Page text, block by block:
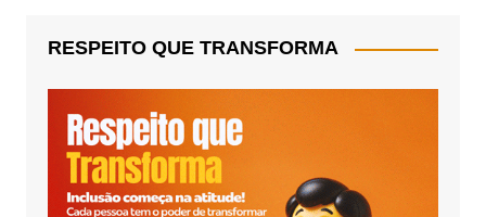
RESPEITO QUE TRANSFORMA